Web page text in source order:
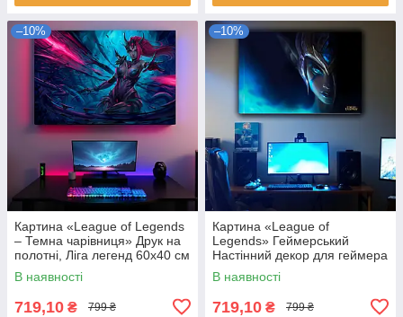
–10%
Картина «League of Legends
– Темна чарівниця» Друк на
полотні, Ліга легенд 60х40 см
Декор для геймерської
кімнати
В наявності
719,10 ₴ 799 ₴
–10%
Картина «League of
Legends» Геймерський
Настінний декор для геймера
Друк на полотні Ліга легенд
60х40 см
В наявності
719,10 ₴ 799 ₴